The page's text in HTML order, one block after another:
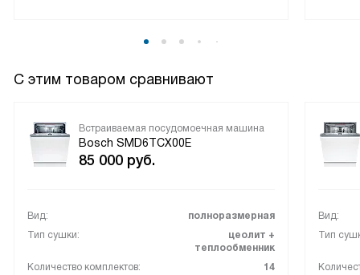
С этим товаром сравнивают
Встраиваемая посудомоечная машина
Bosch SMD6TCX00E
85 000 руб.
Вид:
полноразмерная
Тип сушки:
цеолит +
теплообменник
Количество комплектов:
14
Вид:
Тип